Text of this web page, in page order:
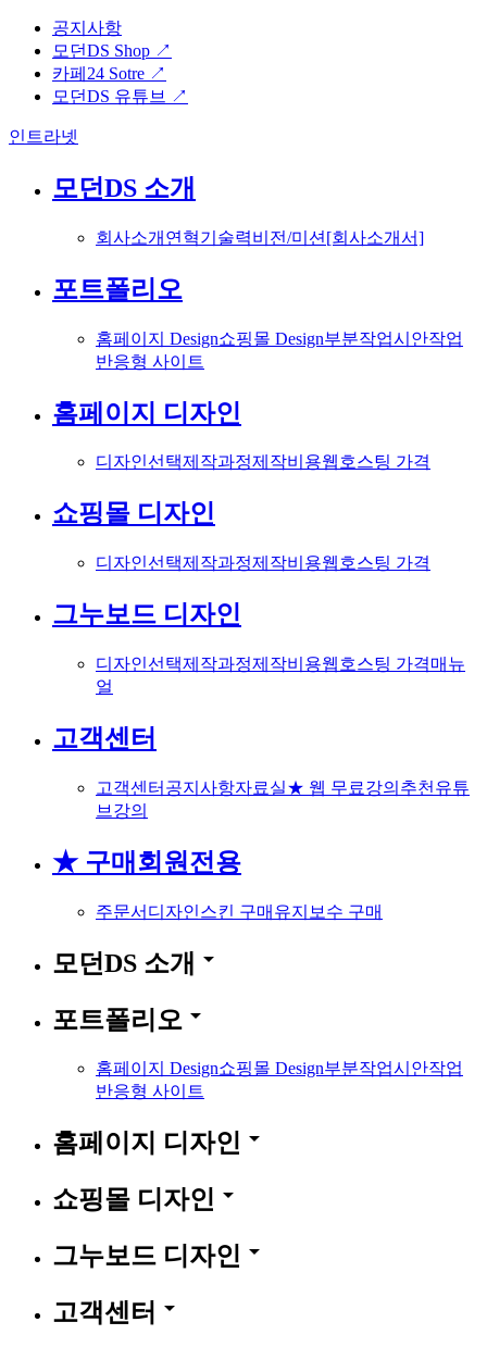
공지사항
모던DS Shop ↗
카페24 Sotre ↗
모던DS 유튜브 ↗
인트라넷
모던DS 소개
회사소개 연혁기술력비전/미션 [회사소개서]
포트폴리오
홈페이지 Design쇼핑몰 Design부분작업시안작업
반응형 사이트
홈페이지 디자인
디자인선택제작과정제작비용웹호스팅 가격
쇼핑몰 디자인
디자인선택제작과정제작비용웹호스팅 가격
그누보드 디자인
디자인선택제작과정제작비용웹호스팅 가격매뉴
얼
고객센터
고객센터 공지사항자료실★ 웹 무료강의 추천유튜
브강의
★ 구매회원전용
주문서 디자인스킨 구매 유지보수 구매
모던DS 소개 arrow_drop_down
포트폴리오 arrow_drop_down
홈페이지 Design쇼핑몰 Design부분작업시안작업
반응형 사이트
홈페이지 디자인 arrow_drop_down
쇼핑몰 디자인 arrow_drop_down
그누보드 디자인 arrow_drop_down
고객센터 arrow_drop_down